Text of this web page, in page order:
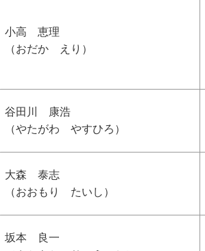
小高 恵理
（おだか えり）
谷田川 康浩
（やたがわ やすひろ）
大森 泰志
（おおもり たいし）
坂本 良一